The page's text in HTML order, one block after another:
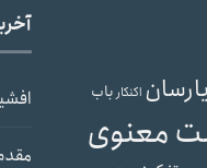
اکنکارباب
معنوی